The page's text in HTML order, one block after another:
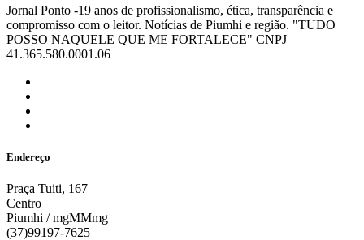
Jornal Ponto -19 anos de profissionalismo, ética, transparência e
compromisso com o leitor. Notícias de Piumhi e região. "TUDO
POSSO NAQUELE QUE ME FORTALECE" CNPJ
41.365.580.0001.06
Endereço
Praça Tuiti, 167
Centro
Piumhi / mgMMmg
(37)99197-7625